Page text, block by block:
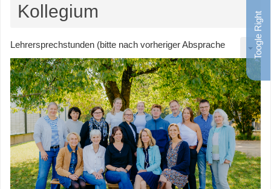
Kollegium
Lehrersprechstunden (bitte nach vorheriger Absprache Toogle Right